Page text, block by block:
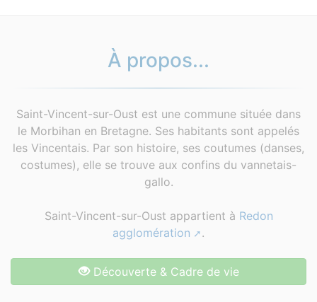
À propos...
Saint-Vincent-sur-Oust est une commune située dans
le Morbihan en Bretagne. Ses habitants sont appelés
les Vincentais. Par son histoire, ses coutumes (danses,
costumes), elle se trouve aux confins du vannetais-
gallo.
Saint-Vincent-sur-Oust appartient à Redon
agglomération
.
Découverte & Cadre de vie